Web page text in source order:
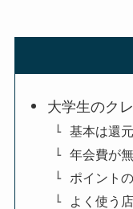
大学生のク
基本は還
年会費が
ポイント
よく使う